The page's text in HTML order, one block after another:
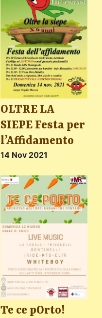
OLTRE LA
SIEPE Festa per
l’Affidamento
14 Nov 2021
Te ce pOrto!